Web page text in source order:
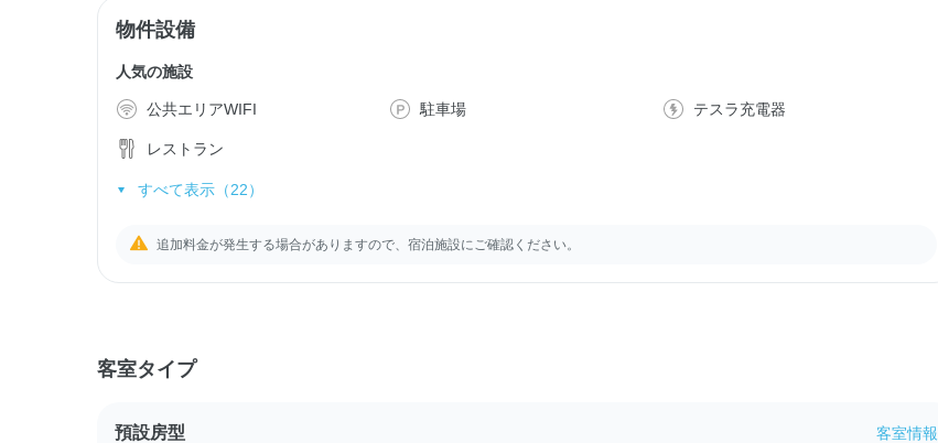
物件設備
人気の施設
公共エリアWIFI 駐車場 テスラ充電器
レストラン
すべて表示（22）
追加料金が発生する場合がありますので、宿泊施設にご確認ください。
客室タイプ
預設房型 客室情報